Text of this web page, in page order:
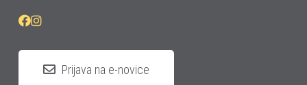
Prijava na e-novice